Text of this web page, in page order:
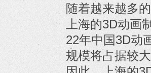
随着越来越多
上海的3D动画
22年中国3D动
规模将占据较